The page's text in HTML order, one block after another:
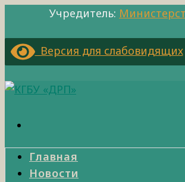
Учредитель:
Версия для слабовидящих
Главная
Новости